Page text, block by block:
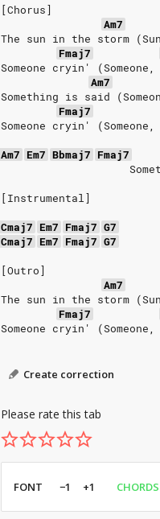
[Chorus]
Am7
The sun in the storm
Fmaj7
Someone cryin' (Someone,
Am7
Something is said
Fmaj7
Someone cryin' (Someone,
Am7 Em7 Bbmaj7 Fmaj7
[Instrumental]
Cmaj7 Em7 Fmaj7 G7
Cmaj7 Em7 Fmaj7 G7
[Outro]
Am7
The sun in the storm
Fmaj7
Someone cryin' (Someone,
Create correction
Please rate this tab
FONT −1 +1 CHORDS